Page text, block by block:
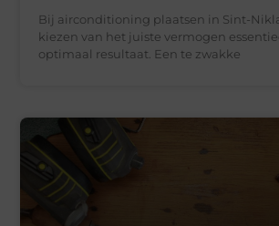
Bij airconditioning plaatsen in Sint-
kiezen van het juiste vermogen
optimaal resultaat. Een te zwakke